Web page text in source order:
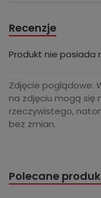
Recenzje
Produkt nie posiada
Zdjęcie poglądowe.
na zdjęciu mogą się
rzeczywistego,
bez zmian.
Polecane